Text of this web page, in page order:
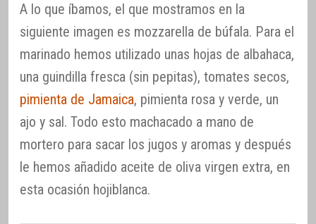
A lo que íbamos, el que mostramos en la
siguiente imagen es mozzarella de búfala. Para el
marinado hemos utilizado unas hojas de albahaca,
una guindilla fresca (sin pepitas), tomates secos,
pimienta de Jamaica, pimienta rosa y verde, un
ajo y sal. Todo esto machacado a mano de
mortero para sacar los jugos y aromas y después
le hemos añadido aceite de oliva virgen extra, en
esta ocasión hojiblanca.